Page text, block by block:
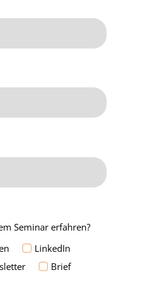
Seminar erfahren?
LinkedIn
Brief